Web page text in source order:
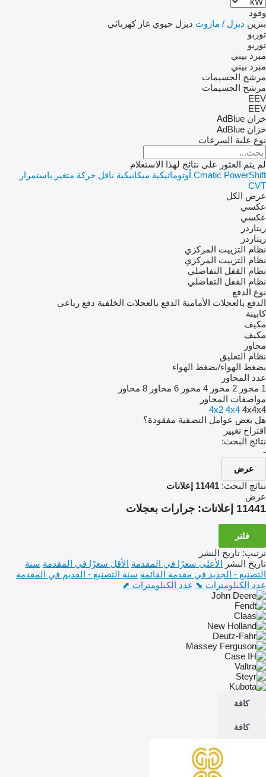
وقود
بنزين ديزل / مازوت ديزل حيوي غاز كهربائي
توربو
توربو
مبرد بيني
مبرد بيني
مرشح الجسيمات
مرشح الجسيمات
EEV
EEV
خزان AdBlue
خزان AdBlue
نوع علبة السرعات
لم يتم العثور على نتائج لهذا الاستعلام
Cmatic PowerShift أوتوماتيكية ميكانيكية ناقل حركة متغير باستمرار
CVT
عرض الكل
عكسي
عكسي
ريتاردر
ريتاردر
نظام التزييت المركزي
نظام التزييت المركزي
نظام القفل التفاضلي
نظام القفل التفاضلي
نوع الدفع
الدفع بالعجلات الأمامية الدفع بالعجلات الخلفية دفع رباعي
كابينة
مكيف
مكيف
محاور
نظام التعليق
بضغط الهواء/بضغط الهواء
عدد المحاور
1 محور
2 محور 4 محور 6 محاور
8 محاور
مواصفات المحاور
4x2 4x4 4x4x4
هل بعض عوامل التصفية مفقودة؟
اقتراح تغيير
نتائج البحث:
-
عرض
نتائج البحث: 11441 إعلانات
عرض
11441 إعلانات: جرارات بعجلات
فلتر
ترتيب: تاريخ النشر
تاريخ النشر الأعلى سعرًا في المقدمة الأقل سعرًا في المقدمة سنة
التصنيع - الجديد في مقدمة القائمة سنة التصنيع - القديم في المقدمة
عدد الكيلومترات ⬊ عدد الكيلومترات ⬈
كافة
كافة